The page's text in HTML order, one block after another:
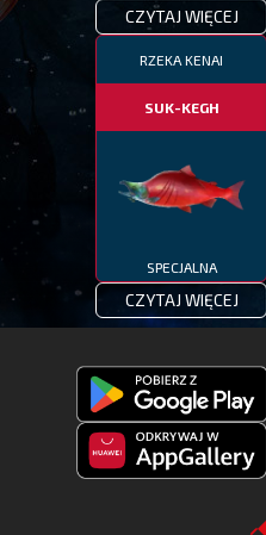
CZYTAJ WIĘCEJ
RZEKA KENAI
SUK-KEGH
SPECJALNA
CZYTAJ WIĘCEJ
Pobierz
Fishing